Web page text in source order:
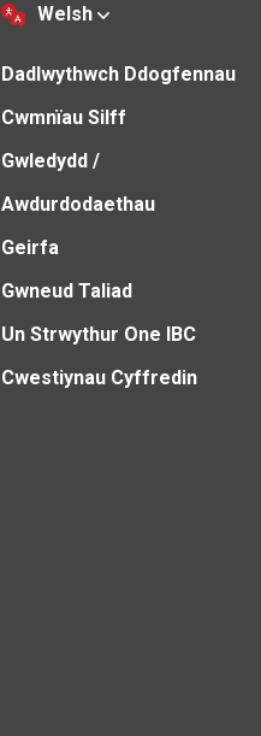
Welsh
Dadlwythwch Ddogfennau
Cwmnïau Silff
Gwledydd /
Awdurdodaethau
Geirfa
Gwneud Taliad
Un Strwythur One IBC
Cwestiynau Cyffredin